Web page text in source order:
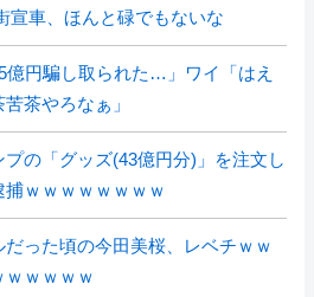
宣車、ほんと碌でもないな
億円騙し取られた…」ワイ「はえ
茶やろなぁ」
プの「グッズ(43億円分)」を注文し
ｗｗｗｗｗｗｗｗ
だった頃の今田美桜、レベチｗｗ
ｗｗｗｗｗ